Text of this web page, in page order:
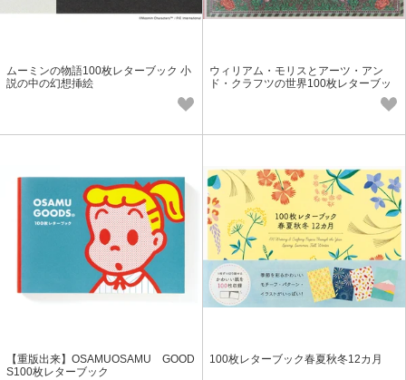
ムーミンの物語100枚レターブック 小
説の中の幻想挿絵
ウィリアム・モリスとアーツ・アン
ド・クラフツの世界100枚レターブッ
【重版出来】OSAMUOSAMU GOOD
S100枚レターブック
100枚レターブック春夏秋冬12カ月